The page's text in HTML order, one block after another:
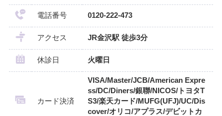
電話番号 0120-222-473
アクセス JR金沢駅 徒歩3分
休診日 火曜日
カード決済
VISA/Master/JCB/American Expre
ss/DC/Diners/銀聯/NICOS/トヨタT
S3/楽天カード/MUFG(UFJ)/UC/Dis
cover/オリコ/アプラス/デビットカ